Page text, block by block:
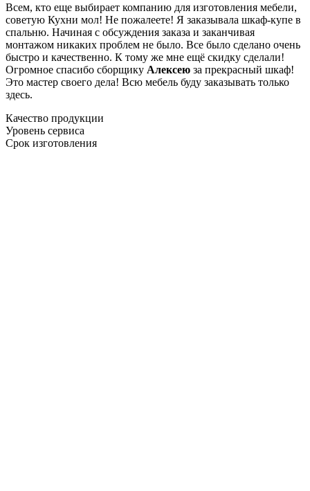
Всем, кто еще выбирает компанию для изготовления мебели,
советую Кухни мол! Не пожалеете! Я заказывала шкаф-купе в
спальню. Начиная с обсуждения заказа и заканчивая
монтажом никаких проблем не было. Все было сделано очень
быстро и качественно. К тому же мне ещё скидку сделали!
Огромное спасибо сборщику Алексею за прекрасный шкаф!
Это мастер своего дела! Всю мебель буду заказывать только
здесь.
Качество продукции
Уровень сервиса
Срок изготовления